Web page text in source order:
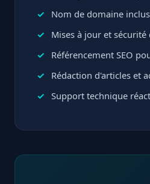
Nom de domaine
Mises à jour et sécurité
Référencement SEO
Rédaction d'articles et
Support technique